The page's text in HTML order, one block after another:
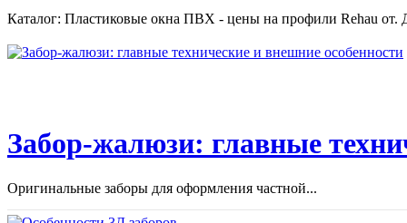
Каталог: Пластиковые окна ПВХ - цены на профили Rehau от.
Забор-жалюзи: главные
Оригинальные заборы для оформления частной...